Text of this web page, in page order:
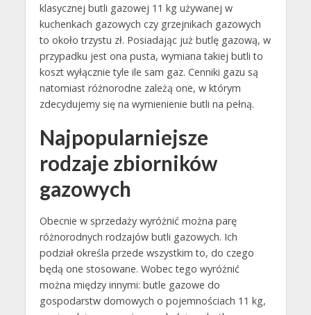
klasycznej butli gazowej 11 kg używanej w
kuchenkach gazowych czy grzejnikach gazowych
to około trzystu zł. Posiadając już butlę gazową, w
przypadku jest ona pusta, wymiana takiej butli to
koszt wyłącznie tyle ile sam gaz. Cenniki gazu są
natomiast różnorodne zależą one, w którym
zdecydujemy się na wymienienie butli na pełną.
Najpopularniejsze
rodzaje zbiorników
gazowych
Obecnie w sprzedaży wyróżnić można parę
różnorodnych rodzajów butli gazowych. Ich
podział określa przede wszystkim to, do czego
będą one stosowane. Wobec tego wyróżnić
można między innymi: butle gazowe do
gospodarstw domowych o pojemnościach 11 kg,